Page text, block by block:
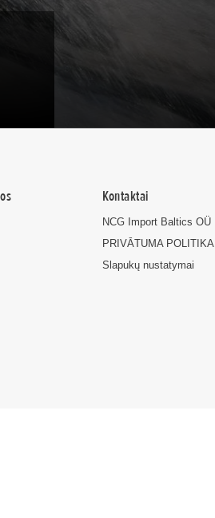
Kontaktai
NCG Import Baltics OÜ
PRIVĀTUMA POLITIKA
Slapukų nustatymai